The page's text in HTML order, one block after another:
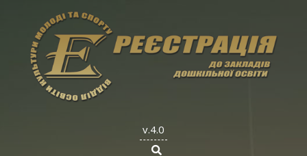
v.4.0